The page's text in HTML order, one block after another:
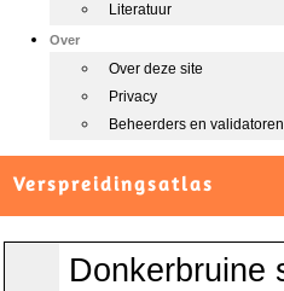
Literatuur
Over
Over deze site
Privacy
Beheerders en validatoren
Verspreidingsatlas